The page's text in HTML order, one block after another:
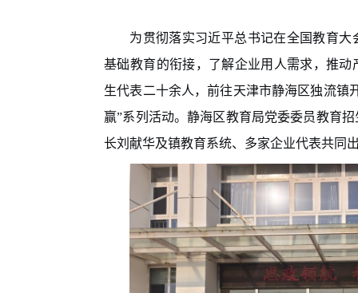
为贯彻落实习近平总书记在全国教育
基础教育的衔接，了解企业用人需求，推
生代表二十余人，前往天津市静海区独流镇
赢”系列活动。静海区教育局党委委员教育
长刘献华及镇教育系统、多家企业代表共同